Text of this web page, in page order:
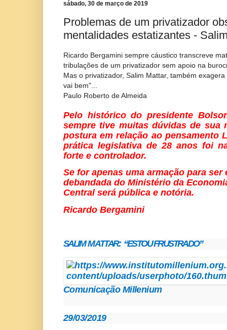
sábado, 30 de março de 2019
Problemas de um privatizador
mentalidades estatizantes -
Ricardo Bergamini sempre cáustico transcreve
tribulações de um privatizador sem apoio na
Mas o privatizador, Salim Mattar, também
vai bem"...
Paulo Roberto de Almeida
Pelo histórico do presidente
sempre tive muitas dúvidas de sua
postura em relação ao pensamento
prática legislativa de 28 anos foi
forte e controlador.
Se for apenas uma armação para ser
debandada do Ministério da
Central será pública e notória.
Ricardo Bergamini
SALIM M ATTAR: “ESTOU FRUSTRADO”
Comunicação Millenium
29/03/2019